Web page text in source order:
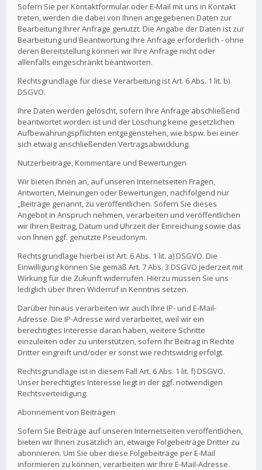
Sofern Sie per Kontaktformular oder E-Mail mit uns in Kontakt
treten, werden die dabei von Ihnen angegebenen Daten zur
Bearbeitung Ihrer Anfrage genutzt. Die Angabe der Daten ist zur
Bearbeitung und Beantwortung Ihre Anfrage erforderlich - ohne
deren Bereitstellung können wir Ihre Anfrage nicht oder
allenfalls eingeschränkt beantworten.
Rechtsgrundlage für diese Verarbeitung ist Art. 6 Abs. 1 lit. b)
DSGVO.
Ihre Daten werden gelöscht, sofern Ihre Anfrage abschließend
beantwortet worden ist und der Löschung keine gesetzlichen
Aufbewahrungspflichten entgegenstehen, wie bspw. bei einer
sich etwaig anschließenden Vertragsabwicklung.
Nutzerbeiträge, Kommentare und Bewertungen
Wir bieten Ihnen an, auf unseren Internetseiten Fragen,
Antworten, Meinungen oder Bewertungen, nachfolgend nur
„Beiträge genannt, zu veröffentlichen. Sofern Sie dieses
Angebot in Anspruch nehmen, verarbeiten und veröffentlichen
wir Ihren Beitrag, Datum und Uhrzeit der Einreichung sowie das
von Ihnen ggf. genutzte Pseudonym.
Rechtsgrundlage hierbei ist Art. 6 Abs. 1 lit. a) DSGVO. Die
Einwilligung können Sie gemäß Art. 7 Abs. 3 DSGVO jederzeit mit
Wirkung für die Zukunft widerrufen. Hierzu müssen Sie uns
lediglich über Ihren Widerruf in Kenntnis setzen.
Darüber hinaus verarbeiten wir auch Ihre IP- und E-Mail-
Adresse. Die IP-Adresse wird verarbeitet, weil wir ein
berechtigtes Interesse daran haben, weitere Schritte
einzuleiten oder zu unterstützen, sofern Ihr Beitrag in Rechte
Dritter eingreift und/oder er sonst wie rechtswidrig erfolgt.
Rechtsgrundlage ist in diesem Fall Art. 6 Abs. 1 lit. f) DSGVO.
Unser berechtigtes Interesse liegt in der ggf. notwendigen
Rechtsverteidigung.
Abonnement von Beiträgen
Sofern Sie Beiträge auf unseren Internetseiten veröffentlichen,
bieten wir Ihnen zusätzlich an, etwaige Folgebeiträge Dritter zu
abonnieren. Um Sie über diese Folgebeiträge per E-Mail
informieren zu können, verarbeiten wir Ihre E-Mail-Adresse.